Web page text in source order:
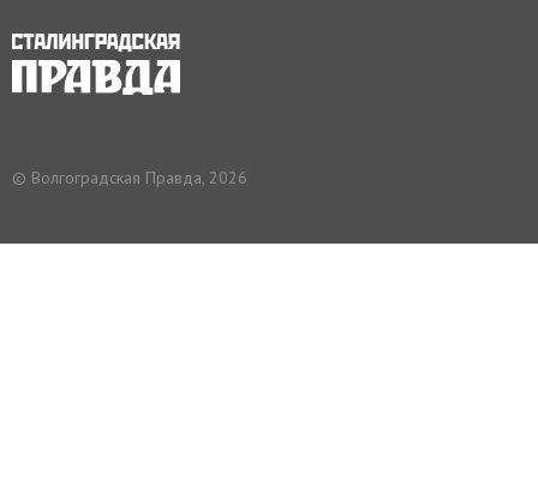
© Волгоградская Правда, 2026